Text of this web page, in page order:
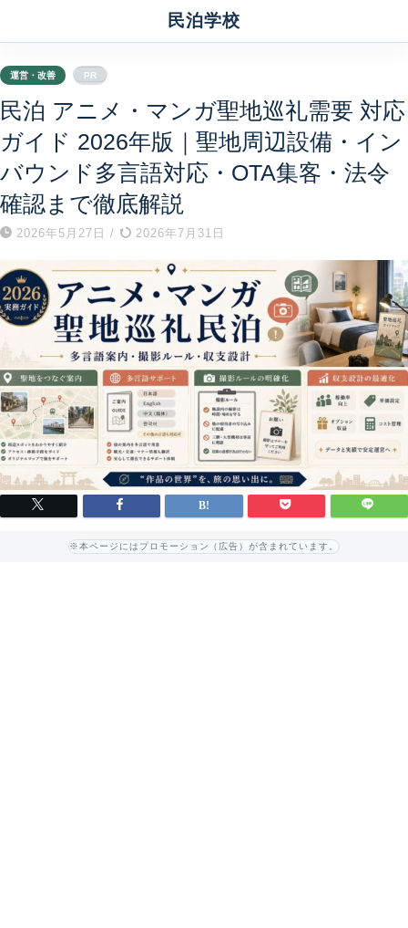
民泊学校
運営・改善 PR
民泊 アニメ・マンガ聖地巡礼需要 対応
ガイド 2026年版｜聖地周辺設備・イン
バウンド多言語対応・OTA集客・法令
確認まで徹底解説
2026年5月27日 / 2026年7月31日
※本ページにはプロモーション（広告）が含まれています。